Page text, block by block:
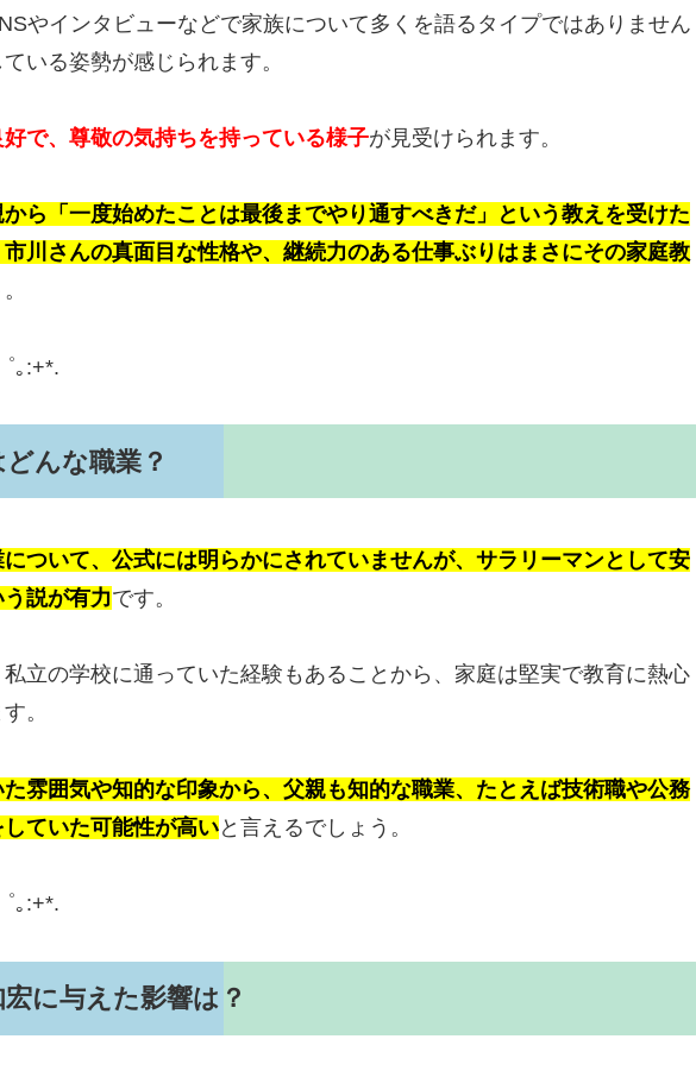
やインタビューなどで家族について多くを語るタイプではありません
いる姿勢が感じられます。
で、尊敬の気持ちを持っている様子が見受けられます。
ら「一度始めたことは最後までやり通すべきだ」という教えを受けた
川さんの真面目な性格や、継続力のある仕事ぶりはまさにその家庭教
｡:+*.
んな職業？
ついて、公式には明らかにされていませんが、サラリーマンとして安
説が有力です。
立の学校に通っていた経験もあることから、家庭は堅実で教育に熱心
。
雰囲気や知的な印象から、父親も知的な職業、たとえば技術職や公務
ていた可能性が高いと言えるでしょう。
｡:+*.
に与えた影響は？